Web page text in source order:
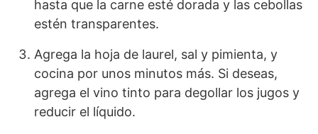
hasta que la carne esté dorada y las cebollas
estén transparentes.
Agrega la hoja de laurel, sal y pimienta, y
cocina por unos minutos más. Si deseas,
agrega el vino tinto para degollar los jugos y
reducir el líquido.